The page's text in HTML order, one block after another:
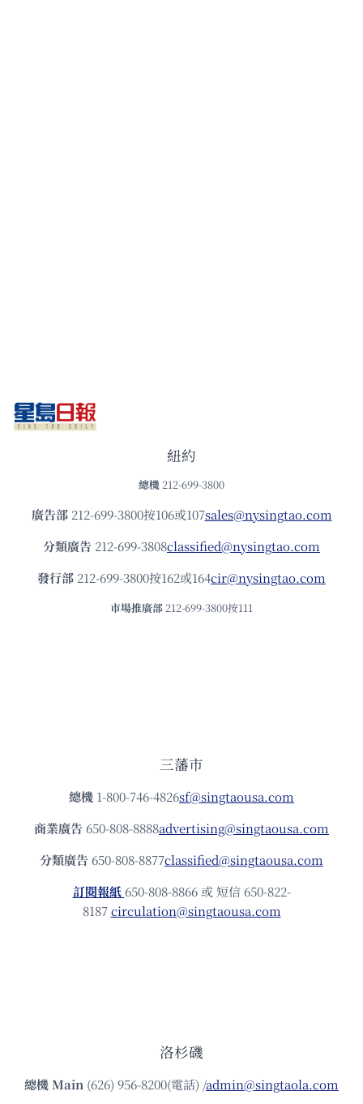
紐約
總機 212-699-3800
廣告部212-699-3800按106或107sales@nysingtao.com
分類廣告 212-699-3808classified@nysingtao.com
發⾏部 212-699-3800按162或164cir@nysingtao.com
市場推廣部 212-699-3800按111
三藩市
總機 1-800-746-4826sf@singtaousa.com
商業廣告 650-808-8888advertising@singtaousa.com
分類廣告 650-808-8877classified@singtaousa.com
訂閱報紙 650-808-8866 或 短信 650-822-
8187circulation@singtaousa.com
洛杉磯
總機Main (626) 956-8200(電話) /admin@singtaola.com